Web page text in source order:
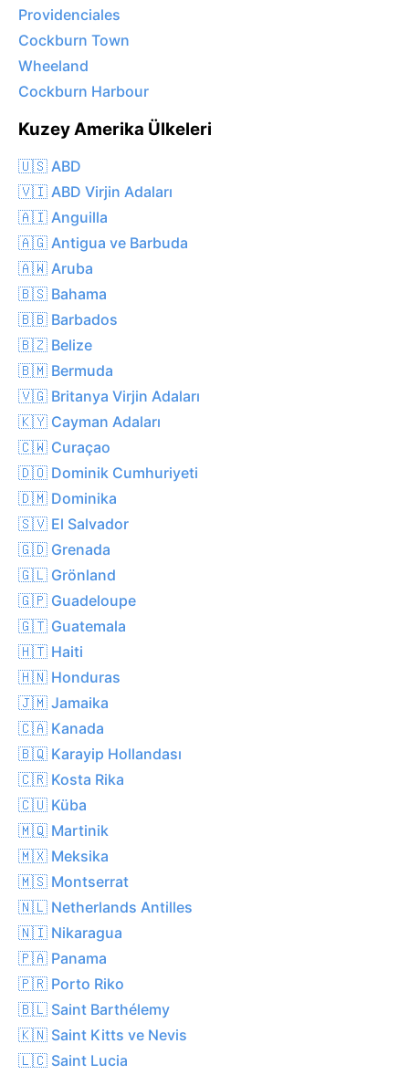
Providenciales
Cockburn Town
Wheeland
Cockburn Harbour
Kuzey Amerika Ülkeleri
🇺🇸 ABD
🇻🇮 ABD Virjin Adaları
🇦🇮 Anguilla
🇦🇬 Antigua ve Barbuda
🇦🇼 Aruba
🇧🇸 Bahama
🇧🇧 Barbados
🇧🇿 Belize
🇧🇲 Bermuda
🇻🇬 Britanya Virjin Adaları
🇰🇾 Cayman Adaları
🇨🇼 Curaçao
🇩🇴 Dominik Cumhuriyeti
🇩🇲 Dominika
🇸🇻 El Salvador
🇬🇩 Grenada
🇬🇱 Grönland
🇬🇵 Guadeloupe
🇬🇹 Guatemala
🇭🇹 Haiti
🇭🇳 Honduras
🇯🇲 Jamaika
🇨🇦 Kanada
🇧🇶 Karayip Hollandası
🇨🇷 Kosta Rika
🇨🇺 Küba
🇲🇶 Martinik
🇲🇽 Meksika
🇲🇸 Montserrat
🇳🇱 Netherlands Antilles
🇳🇮 Nikaragua
🇵🇦 Panama
🇵🇷 Porto Riko
🇧🇱 Saint Barthélemy
🇰🇳 Saint Kitts ve Nevis
🇱🇨 Saint Lucia